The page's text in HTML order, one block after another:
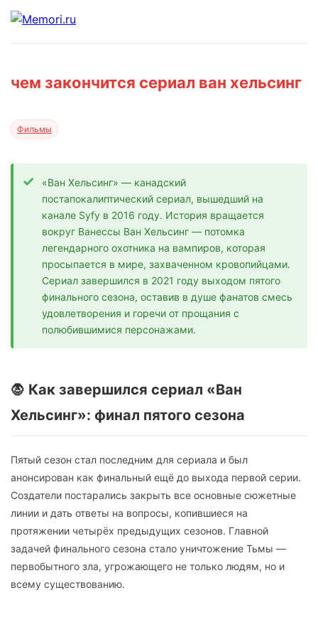
чем закончится сериал ван хельсинг
Фильмы
«Ван Хельсинг» — канадский
постапокалиптический сериал, вышедший на
канале Syfy в 2016 году. История вращается
вокруг Ванессы Ван Хельсинг — потомка
легендарного охотника на вампиров, которая
просыпается в мире, захваченном кровопийцами.
Сериал завершился в 2021 году выходом пятого
финального сезона, оставив в душе фанатов смесь
удовлетворения и горечи от прощания с
полюбившимися персонажами.
🧛 Как завершился сериал «Ван
Хельсинг»: финал пятого сезона
Пятый сезон стал последним для сериала и был
анонсирован как финальный ещё до выхода первой серии.
Создатели постарались закрыть все основные сюжетные
линии и дать ответы на вопросы, копившиеся на
протяжении четырёх предыдущих сезонов. Главной
задачей финального сезона стало уничтожение Тьмы —
первобытного зла, угрожающего не только людям, но и
всему существованию.